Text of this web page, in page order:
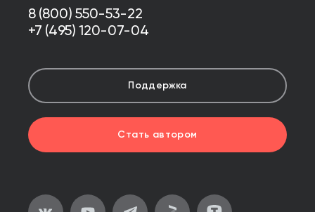
8 (800) 550-53-22
+7 (495) 120-07-04
Поддержка
Стать автором